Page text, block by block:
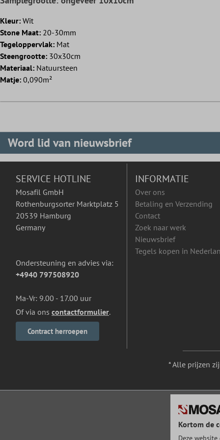
Kleur: Wit
Stone Maat: 20-30mm
Tegeloppervlak: Mat
Steengrootte: 30x30cm
Materiaal: Natuursteen
Matje: 0,090m²
Word lid van nieuwsbrief
SERVICE HOTLINE
Mosafil GmbH
Rothenburgsorter Marktplatz 5
20539 Hamburg
Germany
Ondersteuning en advies via:
+4940 797508920
Ma-Vr: 9.00 - 17.00 uur
Of via ons contactformulier.
Contract herroepen
INFORMATIE
Over ons
Betaling en Verzending
Contact
Zoek naar werk
Nieuwsbrief
Tegels kopen in
* Alle prijzen
Kortom de
Deze